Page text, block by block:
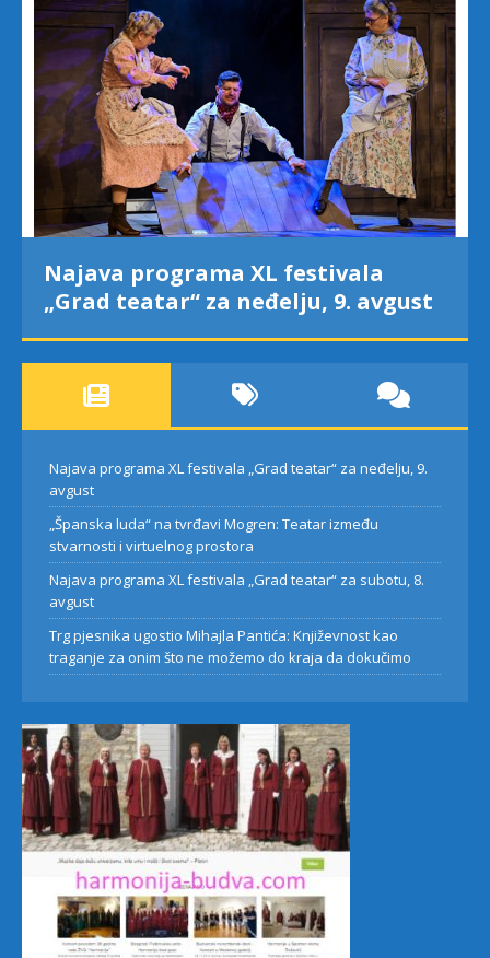
Najava programa XL festivala
„Grad teatar“ za neđelju, 9. avgust
Najava programa XL festivala „Grad teatar“ za neđelju, 9.
avgust
„Španska luda“ na tvrđavi Mogren: Teatar između
stvarnosti i virtuelnog prostora
Najava programa XL festivala „Grad teatar“ za subotu, 8.
avgust
Trg pjesnika ugostio Mihajla Pantića: Književnost kao
traganje za onim što ne možemo do kraja da dokučimo